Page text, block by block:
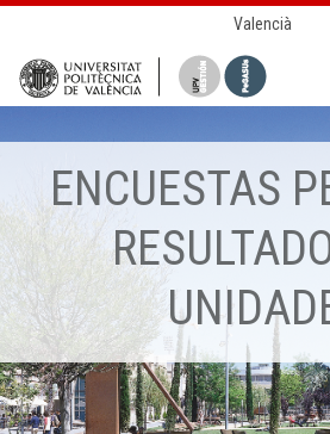
Valencià
ENCUESTAS